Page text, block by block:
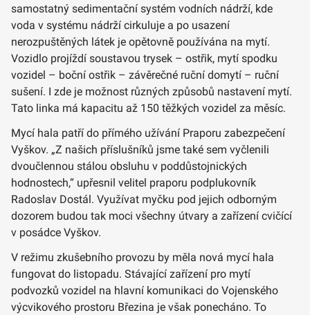
samostatný sedimentační systém vodních nádrží, kde
voda v systému nádrží cirkuluje a po usazení
nerozpuštěných látek je opětovně používána na mytí.
Vozidlo projíždí soustavou trysek – ostřik, mytí spodku
vozidel – boční ostřik – závěrečné ruční domytí – ruční
sušení. I zde je možnost různých způsobů nastavení mytí.
Tato linka má kapacitu až 150 těžkých vozidel za měsíc.
Mycí hala patří do přímého užívání Praporu zabezpečení
Vyškov. „Z našich příslušníků jsme také sem vyčlenili
dvoučlennou stálou obsluhu v poddůstojnických
hodnostech,“ upřesnil velitel praporu podplukovník
Radoslav Dostál. Využívat myčku pod jejich odborným
dozorem budou tak moci všechny útvary a zařízení cvičící
v posádce Vyškov.
V režimu zkušebního provozu by měla nová mycí hala
fungovat do listopadu. Stávající zařízení pro mytí
podvozků vozidel na hlavní komunikaci do Vojenského
výcvikového prostoru Březina je však ponecháno. To